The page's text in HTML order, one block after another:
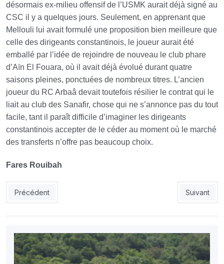
désormais ex-milieu offensif de l’USMK aurait déjà signé au
CSC il y a quelques jours. Seulement, en apprenant que
Mellouli lui avait formulé une proposition bien meilleure que
celle des dirigeants constantinois, le joueur aurait été
emballé par l’idée de rejoindre de nouveau le club phare
d’Aïn El Fouara, où il avait déjà évolué durant quatre
saisons pleines, ponctuées de nombreux titres. L’ancien
joueur du RC Arbaâ devait toutefois résilier le contrat qui le
liait au club des Sanafir, chose qui ne s’annonce pas du tout
facile, tant il paraît difficile d’imaginer les dirigeants
constantinois accepter de le céder au moment où le marché
des transferts n’offre pas beaucoup choix.
Fares Rouibah
Article précédent : Khaldi déplore le silence d’Allik : «Il a
Précédent Article
Suivant